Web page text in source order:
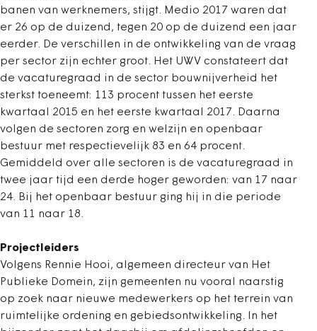
banen van werknemers, stijgt. Medio 2017 waren dat
er 26 op de duizend, tegen 20 op de duizend een jaar
eerder. De verschillen in de ontwikkeling van de vraag
per sector zijn echter groot. Het UWV constateert dat
de vacaturegraad in de sector bouwnijverheid het
sterkst toeneemt: 113 procent tussen het eerste
kwartaal 2015 en het eerste kwartaal 2017. Daarna
volgen de sectoren zorg en welzijn en openbaar
bestuur met respectievelijk 83 en 64 procent.
Gemiddeld over alle sectoren is de vacaturegraad in
twee jaar tijd een derde hoger geworden: van 17 naar
24. Bij het openbaar bestuur ging hij in die periode
van 11 naar 18.
Projectleiders
Volgens Rennie Hooi, algemeen directeur van Het
Publieke Domein, zijn gemeenten nu vooral naarstig
op zoek naar nieuwe medewerkers op het terrein van
ruimtelijke ordening en gebiedsontwikkeling. In het